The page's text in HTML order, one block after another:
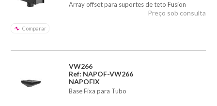
Array offset para suportes de teto Fusion
Comparar
Preço sob consulta
VW266
Ref: NAPOF-VW266
NAPOFIX
Base Fixa para Tubo